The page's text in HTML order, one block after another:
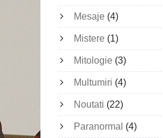
Mesaje (4)
Mistere (1)
Mitologie (3)
Multumiri (4)
Noutati (22)
Paranormal (4)